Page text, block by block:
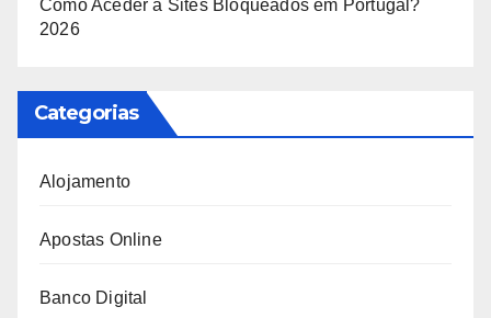
Como Aceder a Sites Bloqueados em Portugal?
2026
Categorias
Alojamento
Apostas Online
Banco Digital